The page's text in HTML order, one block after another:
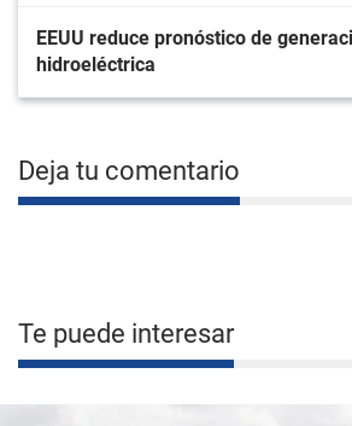
EEUU reduce pronóstico de
hidroeléctrica
Deja tu comentario
Te puede interesar